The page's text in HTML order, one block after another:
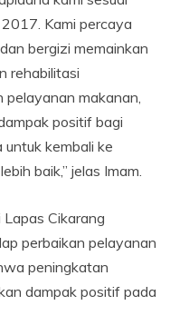
Kami percaya
bergizi memainkan
rehabilitasi
pelayanan makanan,
positif bagi
kembali ke
baik,” jelas Imam.
Cikarang
perbaikan pelayanan
peningkatan
dampak positif pada